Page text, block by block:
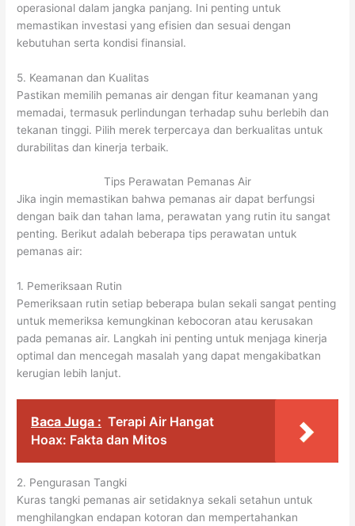
operasional dalam jangka panjang. Ini penting untuk
memastikan investasi yang efisien dan sesuai dengan
kebutuhan serta kondisi finansial.
5. Keamanan dan Kualitas
Pastikan memilih pemanas air dengan fitur keamanan yang
memadai, termasuk perlindungan terhadap suhu berlebih dan
tekanan tinggi. Pilih merek terpercaya dan berkualitas untuk
durabilitas dan kinerja terbaik.
Tips Perawatan Pemanas Air
Jika ingin memastikan bahwa pemanas air dapat berfungsi
dengan baik dan tahan lama, perawatan yang rutin itu sangat
penting. Berikut adalah beberapa tips perawatan untuk
pemanas air:
1. Pemeriksaan Rutin
Pemeriksaan rutin setiap beberapa bulan sekali sangat penting
untuk memeriksa kemungkinan kebocoran atau kerusakan
pada pemanas air. Langkah ini penting untuk menjaga kinerja
optimal dan mencegah masalah yang dapat mengakibatkan
kerugian lebih lanjut.
Baca Juga : Terapi Air Hangat
Hoax: Fakta dan Mitos
2. Pengurasan Tangki
Kuras tangki pemanas air setidaknya sekali setahun untuk
menghilangkan endapan kotoran dan mempertahankan